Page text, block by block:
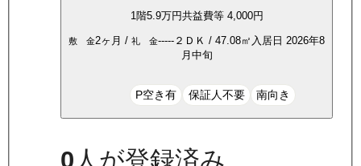
1階5.9万円共益費等 4,000円
敷 金2ヶ月 / 礼 金----- ２ＤＫ / 47.08㎡ 入居日 2026年8
月中旬
P空き有 保証人不要 南向き
0 人が登録済み